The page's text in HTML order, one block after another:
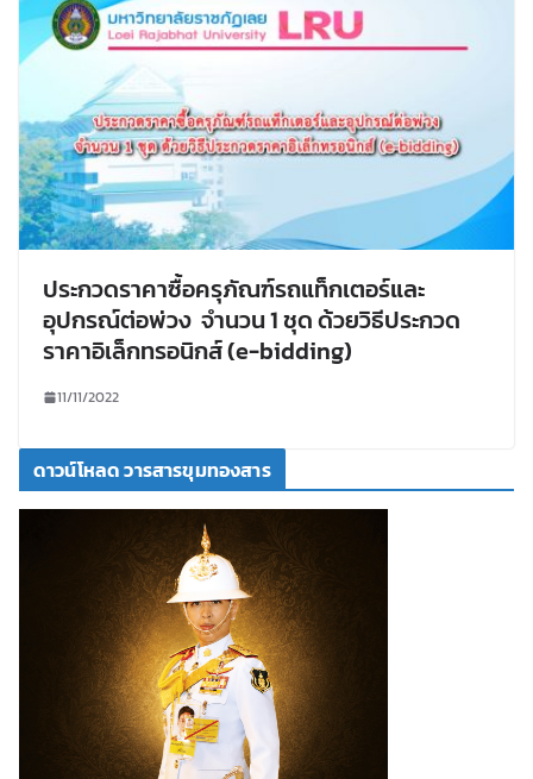
ประกวดราคาซื้อครุภัณฑ์รถแท็กเตอร์และ
อุปกรณ์ต่อพ่วง จำนวน 1 ชุด ด้วยวิธีประกวด
ราคาอิเล็กทรอนิกส์ (e-bidding)
11/11/2022
ดาวน์โหลด วารสารขุมทองสาร